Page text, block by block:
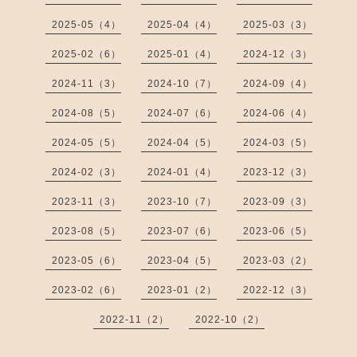
2025-05（4） 2025-04（4） 2025-03（3）
2025-02（6） 2025-01（4） 2024-12（3）
2024-11（3） 2024-10（7） 2024-09（4）
2024-08（5） 2024-07（6） 2024-06（4）
2024-05（5） 2024-04（5） 2024-03（5）
2024-02（3） 2024-01（4） 2023-12（3）
2023-11（3） 2023-10（7） 2023-09（3）
2023-08（5） 2023-07（6） 2023-06（5）
2023-05（6） 2023-04（5） 2023-03（2）
2023-02（6） 2023-01（2） 2022-12（3）
2022-11（2） 2022-10（2）